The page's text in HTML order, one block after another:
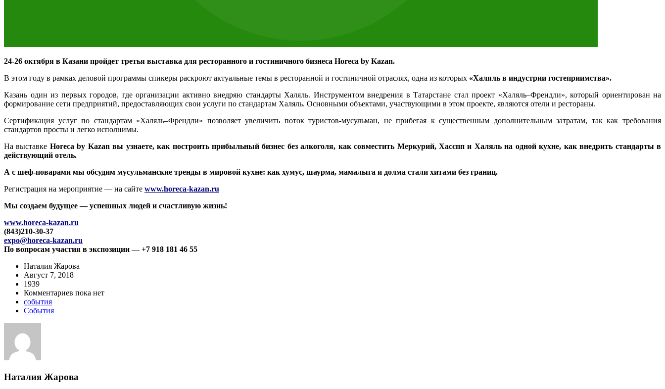
24-26 октября в Казани пройдет третья выставка для ресторанного и гостиничного бизнеса Horeca by Kazan.
В этом году в рамках деловой программы спикеры раскроют актуальные темы в ресторанной и гостиничной отраслях, одна из которых «Халяль в индустрии гостеприимства».
Казань один из первых городов, где организации активно внедряю стандарты Халяль. Инструментом внедрения в Татарстане стал проект «Халяль–Френдли», который ориентирован на
формирование сети предприятий, предоставляющих свои услуги по стандартам Халяль. Основными объектами, участвующими в этом проекте, являются отели и рестораны.
Сертификация услуг по стандартам «Халяль–Френдли» позволяет увеличить поток туристов-мусульман, не прибегая к существенным дополнительным затратам, так как требования
стандартов просты и легко исполнимы.
На выставке Horeca by Kazan вы узнаете, как построить прибыльный бизнес без алкоголя, как совместить Меркурий, Хасспп и Халяль на одной кухне, как внедрить стандарты в
действующий отель.
А с шеф-поварами мы обсудим мусульманские тренды в мировой кухне: как хумус, шаурма, мамалыга и долма стали хитами без границ.
Регистрация на мероприятие — на сайте www.horeca-kazan.ru
Мы создаем будущее — успешных людей и счастливую жизнь!
www.horeca-kazan.ru
(843)210-30-37
expo@horeca-kazan.ru
По вопросам участия в экспозиции — +7 918 181 46 55
Наталия Жарова
Август 7, 2018
1939
Комментариев пока нет
события
События
Наталия Жарова